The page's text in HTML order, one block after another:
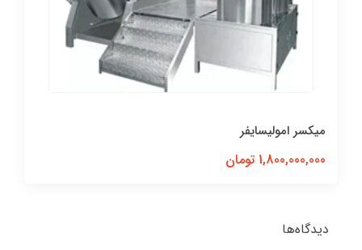
میکسر امولیسایفر
1,800,000,000 تومان
دیدگاه‌ها